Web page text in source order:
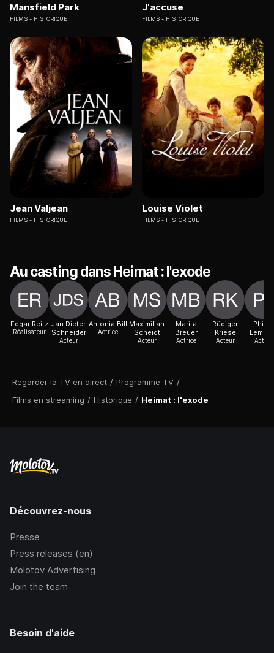
Regarder la TV en direct / Programme TV /
Films en streaming / Historique / Heimat : l'exode
Mansfield Park
FILMS HISTORIQUE
J'accuse
FILMS HISTORIQUE
Jean Valjean
FILMS HISTORIQUE
Louise Violet
FILMS HISTORIQUE
Au casting dans Heimat : l'exode
Edgar Reitz
Réalisateur
Jan Dieter
Schneider
Acteur
Antonia Bill
Actrice
Maximilian
Scheidt
Acteur
Marita
Breuer
Actrice
Rüdiger
Kriese
Acteur Actrice
Découvrez-nous
Presse
Press releases (en)
Molotov Advertising
Join the team
Besoin d'aide